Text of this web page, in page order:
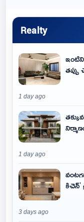
Realty
1 day ago
1 day ago
కిచెన్'
3 days ago